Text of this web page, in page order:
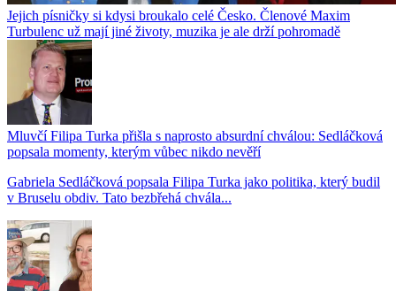
Jejich písničky si kdysi broukalo celé Česko. Členové Maxim
Turbulenc už mají jiné životy, muzika je ale drží pohromadě
Mluvčí Filipa Turka přišla s naprosto absurdní chválou: Sedláčková
popsala momenty, kterým vůbec nikdo nevěří
Gabriela Sedláčková popsala Filipa Turka jako politika, který budil
v Bruselu obdiv. Tato bezbřehá chvála...